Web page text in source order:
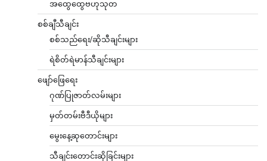
အထွေထွေဗဟုသုတ
စစ်ချီသီချင်း
စစ်သည်ရေး/ဆိုသီချင်းများ
ရဲစိတ်ရဲမာန်သီချင်းများ
ဖျော်ဖြေရေး
ဂုဏ်ပြုဇာတ်လမ်းများ
မှတ်တမ်းဗီဒီယိုများ
မွေးနေ့ဆုတောင်းများ
သီချင်းတောင်းဆိုခြင်းများ